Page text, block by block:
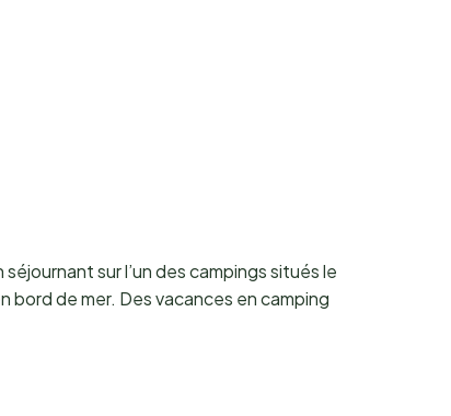
sur l’un des campings situés le
bord de mer. Des vacances en camping